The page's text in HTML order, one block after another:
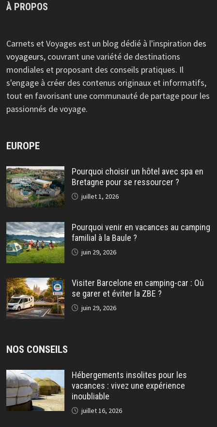
À PROPOS
Carnets et Voyages est un blog dédié à l'inspiration des
voyageurs, couvrant une variété de destinations
mondiales et proposant des conseils pratiques. Il
s'engage à créer des contenus originaux et informatifs,
tout en favorisant une communauté de partage pour les
passionnés de voyage.
EUROPE
Pourquoi choisir un hôtel avec spa en
Bretagne pour se ressourcer ?
juillet 1, 2026
Pourquoi venir en vacances au camping
familial à la Baule ?
juin 29, 2026
Visiter Barcelone en camping-car : Où
se garer et éviter la ZBE ?
juin 29, 2026
NOS CONSEILS
Hébergements insolites pour les
vacances : vivez une expérience
inoubliable
juillet 16, 2026